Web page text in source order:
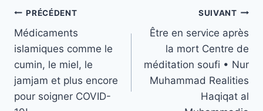
Navigation
de
l’article
PRÉCÉDENT
Médicaments
islamiques comme le
cumin, le miel, le
jamjam et plus encore
pour soigner COVID-
SUIVANT
Être en service après
la mort Centre de
méditation soufi • Nur
Muhammad Realities
Haqiqat al